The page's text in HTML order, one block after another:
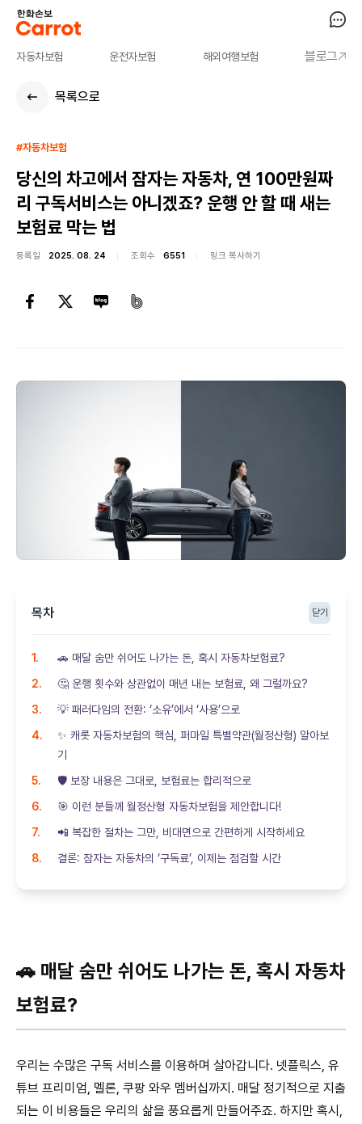
자동차보험 운전자보험 해외여행보험 블로그
목록으로
#자동차보험
당신의 차고에서 잠자는 자동차, 연 100만원짜
리 구독서비스는 아니겠죠? 운행 안 할 때 새는
보험료 막는 법
등록일 2025. 08. 24 조회수 6551 링크 복사하기
목차 닫기
🚗 매달 숨만 쉬어도 나가는 돈, 혹시 자동차보험료?
🤔 운행 횟수와 상관없이 매년 내는 보험료, 왜 그럴까요?
💡 패러다임의 전환: ‘소유’에서 ‘사용’으로
✨ 캐롯 자동차보험의 핵심, 퍼마일 특별약관(월정산형) 알아보
기
🛡️ 보장 내용은 그대로, 보험료는 합리적으로
🎯 이런 분들께 월정산형 자동차보험을 제안합니다!
📲 복잡한 절차는 그만, 비대면으로 간편하게 시작하세요
결론: 잠자는 자동차의 ‘구독료’, 이제는 점검할 시간
🚗 매달 숨만 쉬어도 나가는 돈, 혹시 자동차
보험료?
우리는 수많은 구독 서비스를 이용하며 살아갑니다. 넷플릭스, 유
튜브 프리미엄, 멜론, 쿠팡 와우 멤버십까지. 매달 정기적으로 지출
되는 이 비용들은 우리의 삶을 풍요롭게 만들어주죠. 하지만 혹시,